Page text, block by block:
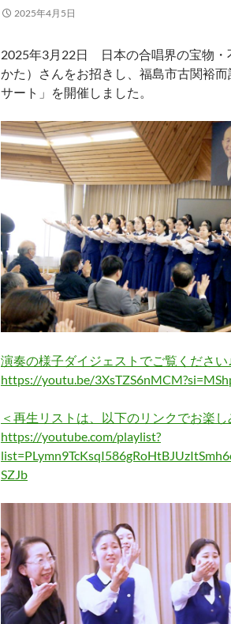
2025年4月5日
2025年3月22日 日本の合唱界の宝物・
かた）さんをお招きし、福島市古関裕
サート」を開催しました。
演奏の様子ダイジェストでご覧ください
https://youtu.be/
＜再生リストは、以下のリンクでお楽し
https://youtube.com/playlist?
SZJb